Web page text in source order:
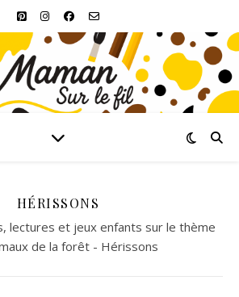
HÉRISSONS
lectures et jeux enfants sur le thème
de la forêt - Hérissons